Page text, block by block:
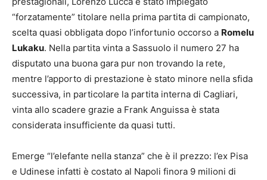
“forzatamente” titolare nella prima partita di campionato,
scelta quasi obbligata dopo l’infortunio occorso a Romelu
Lukaku. Nella partita vinta a Sassuolo il numero 27 ha
disputato una buona gara pur non trovando la rete,
mentre l’apporto di prestazione è stato minore nella sfida
successiva, in particolare la partita interna di Cagliari,
vinta allo scadere grazie a Frank Anguissa è stata
considerata insufficiente da quasi tutti.
Emerge “l’elefante nella stanza” che è il prezzo: l’ex Pisa
e Udinese infatti è costato al Napoli finora 9 milioni di